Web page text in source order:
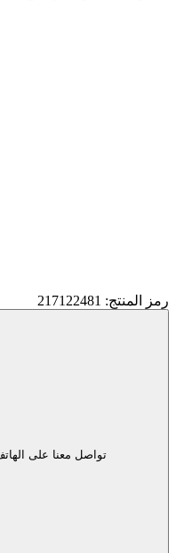
رمز المنتج: 217122481
تواصل معنا على